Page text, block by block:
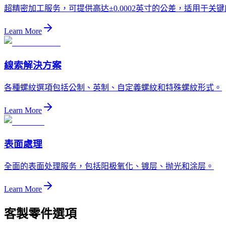
超精密加工服务，可提供高达±0.0002英寸的公差，适用于关
Learn More
線索解決方案
各種螺紋選項包括公制、英制、自定義螺紋和特殊螺紋形式。
Learn More
表面處理
全面的表面处理服务，包括阳极氧化、镀层、抛光和涂层。
Learn More
客製零件選項